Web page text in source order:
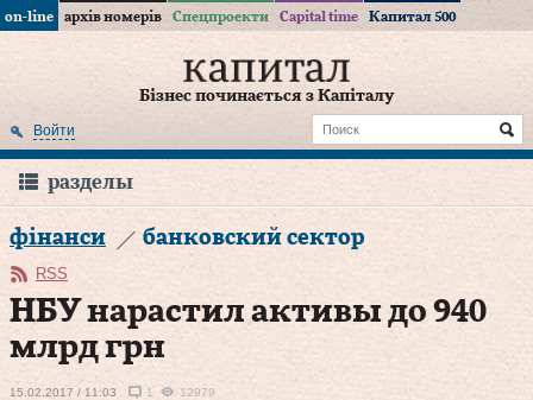
on-line архів номерів Спецпроекти Capital time Капитал 500
Бізнес починається з Капіталу
Войти
разделы
фінанси банковский сектор
RSS
НБУ нарастил активы до 940
млрд грн
15.02.2017 / 11:03 1 12979